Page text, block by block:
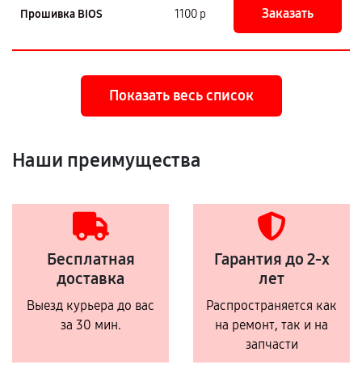
Прошивка BIOS 1100 р Заказать
Показать весь список
Наши преимущества
Бесплатная
доставка
Выезд курьера до вас
за 30 мин.
Гарантия до 2-х
лет
Распространяется как
на ремонт, так и на
запчасти